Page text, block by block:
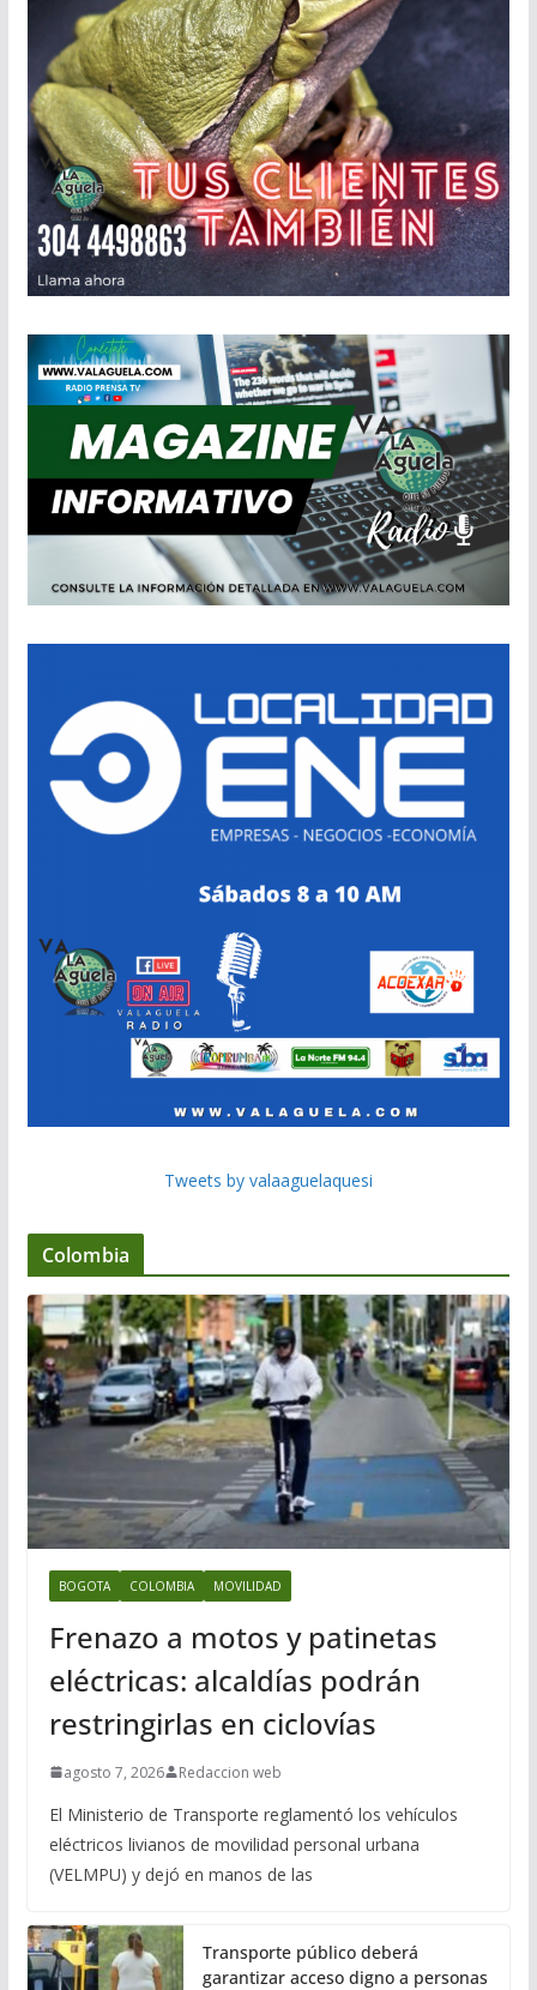
Tweets by valaaguelaquesi
Colombia
BOGOTA COLOMBIA MOVILIDAD
Frenazo a motos y patinetas
eléctricas: alcaldías podrán
restringirlas en ciclovías
agosto 7, 2026 Redaccion web
El Ministerio de Transporte reglamentó los vehículos
eléctricos livianos de movilidad personal urbana
(VELMPU) y dejó en manos de las
Transporte público deberá
garantizar acceso digno a personas